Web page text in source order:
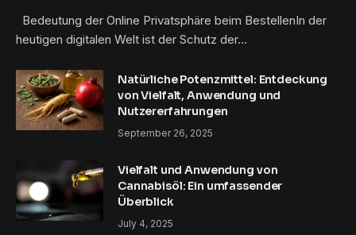
Bedeutung der Online Privatsphäre beim BestellenIn der
heutigen digitalen Welt ist der Schutz der…
Natürliche Potenzmittel: Entdeckung
von Vielfalt, Anwendung und
Nutzererfahrungen
September 26, 2025
Vielfalt und Anwendung von
Cannabisöl: Ein umfassender
Überblick
July 4, 2025